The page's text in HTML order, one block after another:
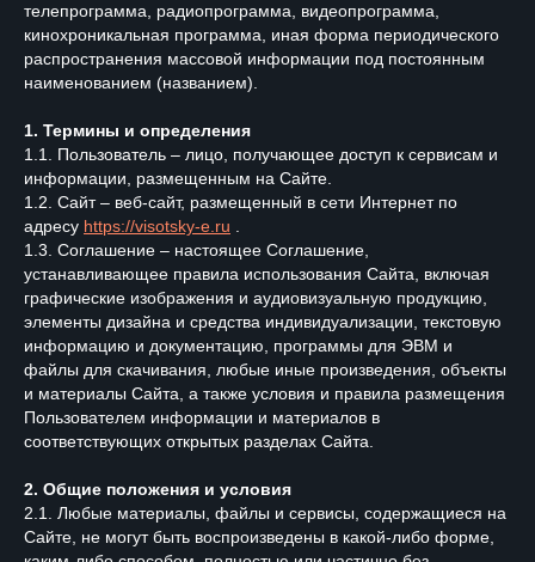
телепрограмма, радиопрограмма, видеопрограмма,
кинохроникальная программа, иная форма периодического
распространения массовой информации под постоянным
наименованием (названием).
1. Термины и определения
1.1. Пользователь – лицо, получающее доступ к сервисам и
информации, размещенным на Сайте.
1.2. Сайт – веб-сайт, размещенный в сети Интернет по
адресу https://visotsky-e.ru
1.3. Соглашение – настоящее Соглашение,
устанавливающее правила использования Сайта, включая
графические изображения и аудиовизуальную продукцию,
элементы дизайна и средства индивидуализации, текстовую
информацию и документацию, программы для ЭВМ и
файлы для скачивания, любые иные произведения, объекты
и материалы Сайта, а также условия и правила размещения
Пользователем информации и материалов в
соответствующих открытых разделах Сайта.
2. Общие положения и условия
2.1. Любые материалы, файлы и сервисы, содержащиеся на
Сайте, не могут быть воспроизведены в какой-либо форме,